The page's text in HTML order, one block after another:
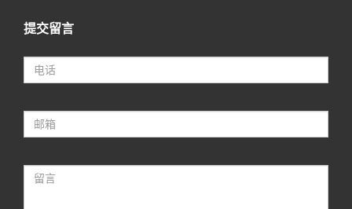
提交留言